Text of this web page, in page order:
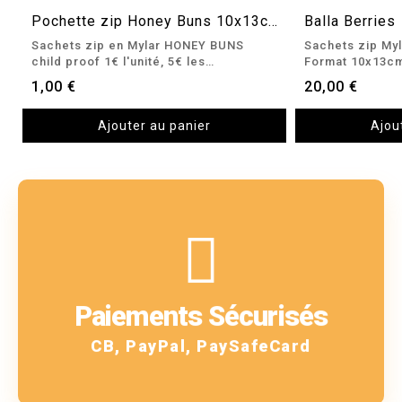
VUE RAPIDE Pochette zip Honey Buns 10x13cm
Sachets zip en Mylar HONEY BUNS
child proof 1€ l'unité, 5€ les…
1,00 €
Ajouter au panier
Balla Berries
Sachets zip
Format
20,00 €
Paiements Sécurisés
CB, PayPal, PaySafeCard
Oui, nous les acceptons
!